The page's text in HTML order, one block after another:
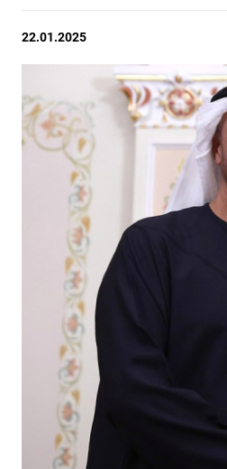
22.01.2025